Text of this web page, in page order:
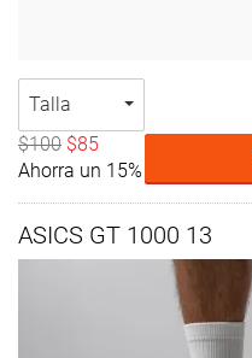
Talla
$100 $85
Ahorra un 15%
ASICS GT 1000 13